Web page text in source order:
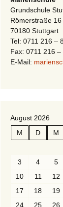
Grundschule
Römerstraße 16
70180 Stuttgart
Tel: 0711 216 –
Fax: 0711 216 –
E-Mail:
August 2026
M
D M
3
4 5
10
11 12
17
18 19
24
25 26